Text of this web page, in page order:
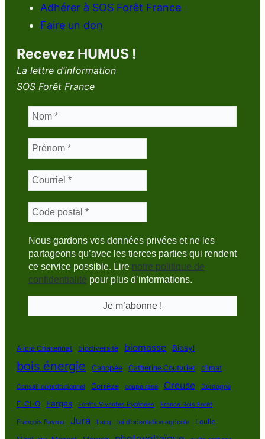
Adhérer à SOS Forêt France
Faire un don
Recevez HUMUS !
La lettre d’information
SOS Forêt France
Nous gardons vos données privées et ne les
partageons qu’avec les tierces parties qui rendent
ce service possible. Lire notre politique de
confidentialité pour plus d’informations.
Alicia Charennat biodiversité biomasse Biosyl
bois énergie Canopée Catherine Couturier climat
Conseil constitutionnel Corrèze coupe rase Creuse Dordogne
E-CHO Farges Forêts Vivantes Pyrénées France Bois Forêt
François Bayrou Jura Lacq loi d'orientation agricole
Loulle